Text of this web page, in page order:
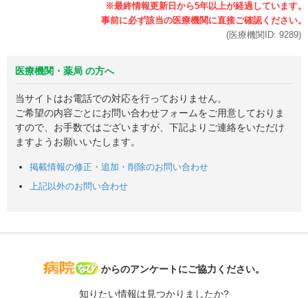
(医療機関ID: 9289)
医療機関・薬局 の方へ
当サイトはお電話での対応を行っておりません。
ご希望の内容ごとにお問い合わせフォームをご用意しておりま
すので、お手数ではございますが、下記よりご連絡をいただけ
ますようお願いいたします。
掲載情報の修正・追加・削除のお問い合わせ
上記以外のお問い合わせ
病院なび
からのアンケートにご協力ください。
知りたい情報は見つかりましたか?